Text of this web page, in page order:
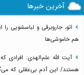
آخرین خبرها
اتو، جاروبرقی و لباسشویی
هم خاموشی‌ها
آیت الله علم‌الهدی: